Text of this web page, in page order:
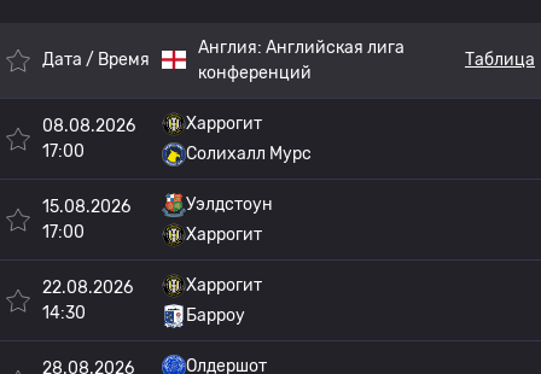
Дата / Время
Англия: Английская лига
конференций
Таблица
08.08.2026
17:00
Харрогит
Солихалл Мурс
15.08.2026
17:00
Уэлдстоун
Харрогит
22.08.2026
14:30
Харрогит
Барроу
28.08.2026
Олдершот